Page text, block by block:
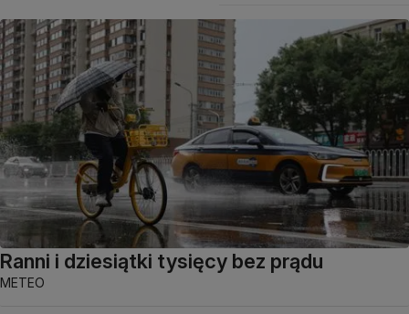
Ranni i dziesiątki tysięcy bez prądu
METEO